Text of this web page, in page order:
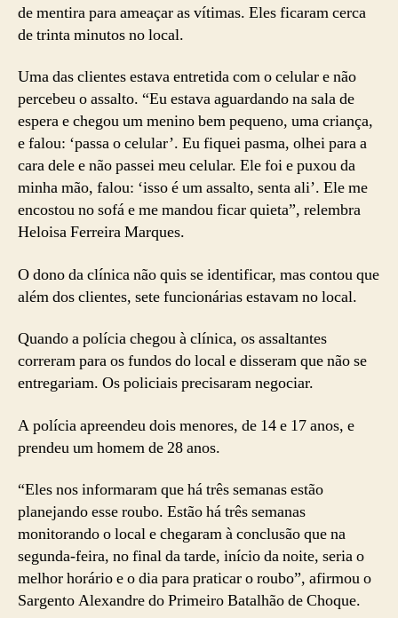
de mentira para ameaçar as vítimas. Eles ficaram cerca
de trinta minutos no local.
Uma das clientes estava entretida com o celular e não
percebeu o assalto. “Eu estava aguardando na sala de
espera e chegou um menino bem pequeno, uma criança,
e falou: ‘passa o celular’. Eu fiquei pasma, olhei para a
cara dele e não passei meu celular. Ele foi e puxou da
minha mão, falou: ‘isso é um assalto, senta ali’. Ele me
encostou no sofá e me mandou ficar quieta”, relembra
Heloisa Ferreira Marques.
O dono da clínica não quis se identificar, mas contou que
além dos clientes, sete funcionárias estavam no local.
Quando a polícia chegou à clínica, os assaltantes
correram para os fundos do local e disseram que não se
entregariam. Os policiais precisaram negociar.
A polícia apreendeu dois menores, de 14 e 17 anos, e
prendeu um homem de 28 anos.
“Eles nos informaram que há três semanas estão
planejando esse roubo. Estão há três semanas
monitorando o local e chegaram à conclusão que na
segunda-feira, no final da tarde, início da noite, seria o
melhor horário e o dia para praticar o roubo”, afirmou o
Sargento Alexandre do Primeiro Batalhão de Choque.